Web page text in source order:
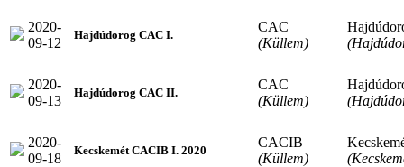
2020-
09-12
Hajdúdorog CAC I.
CAC
(Küllem)
2020-
09-13
Hajdúdorog CAC II.
CAC
(Küllem)
2020-
09-18
Kecskemét CACIB I. 2020
CACIB
(Küllem)